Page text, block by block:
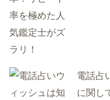
電話占
に関し